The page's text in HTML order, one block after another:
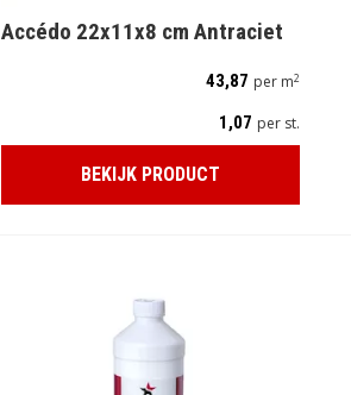
Accédo 22x11x8 cm Antraciet
43,87 per m2
1,07 per st.
BEKIJK PRODUCT